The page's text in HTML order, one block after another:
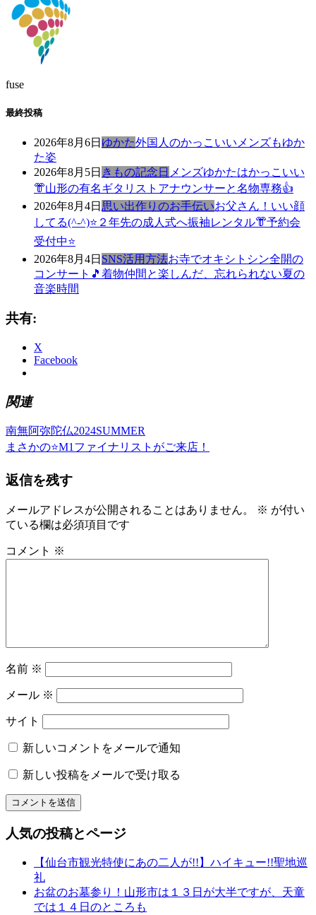
fuse
最終投稿
2026年8月6日 ゆかた外国人のかっこいいメンズもゆか
た姿
2026年8月5日 きもの記念日 メンズゆかたはかっこいい
👘山形の有名ギタリストアナウンサーと名物専務👍
2026年8月4日 思い出作りのお手伝いお父さん！いい顔
してる(^-^)⭐️２年先の成人式へ振袖レンタル👘予約会
受付中⭐️
2026年8月4日 SNS活用方法お寺でオキシトシン全開の
コンサート🎵着物仲間と楽しんだ、忘れられない夏の
音楽時間
共有:
X
Facebook
関連
japankimonomenskimonoyamagata
き
の
ゆ
た
ゆ
か
た
か
た
ン
ル
レ
ン
タ
名
物
専
務
投
稿
ナ
ビ
ゲ
ー
前
の
事:
南無阿弥陀仏2024SUMMER
次
記
事:
まさかの⭐️M1ファイナリストがご来店！
返信を残す
メールアドレスが公開されることはありません。 ※ が付い
ている欄は必須項目です
コメント ※
名前 ※
メール ※
サイト
新しいコメントをメールで通知
新しい投稿をメールで受け取る
人気の投稿とページ
【仙台市観光特使にあの二人が!!】ハイキュー!!聖地巡
礼
お盆のお墓参り！山形市は１３日が大半ですが、天童
では１４日のところも